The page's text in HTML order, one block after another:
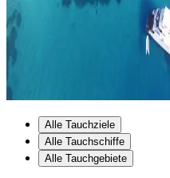
Alle Tauchziele
Alle Tauchschiffe
Alle Tauchgebiete